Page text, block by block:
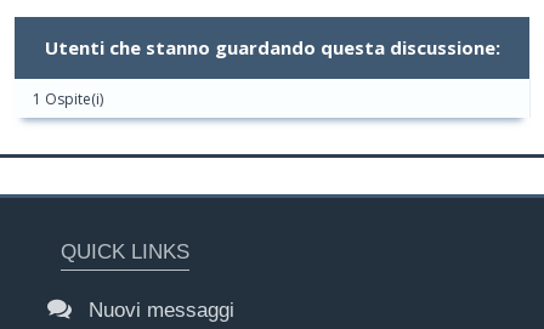
Utenti che stanno guardando questa discussione:
1 Ospite(i)
QUICK LINKS
Nuovi messaggi